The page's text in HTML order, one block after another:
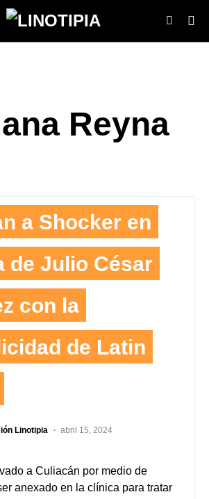
Reyna
a Shocker en
de Julio César
con la
de Latin
Linotipia
abril 15, 2024
a Culiacán por medio de
anexado en la clínica para tratar